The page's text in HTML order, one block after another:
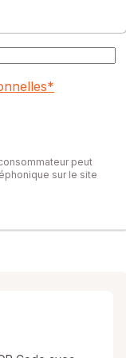
*
peut
sur le site